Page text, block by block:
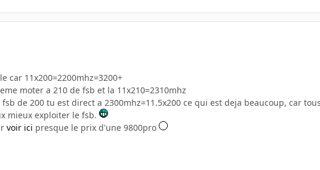
car 11x200=2200mhz=3200+
moter a 210 de fsb et la 11x210=2310mhz
de 200 tu est direct a 2300mhz=11.5x200 ce qui est deja beaucoup, car
mieux exploiter le fsb.
voir ici presque le prix d'une 9800pro